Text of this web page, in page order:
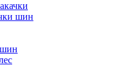
шин
шин